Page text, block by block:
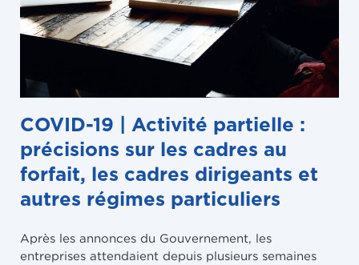
COVID-19 | Activité partielle :
précisions sur les cadres au
forfait, les cadres dirigeants et
autres régimes particuliers
Après les annonces du Gouvernement, les
entreprises attendaient depuis plusieurs semaines